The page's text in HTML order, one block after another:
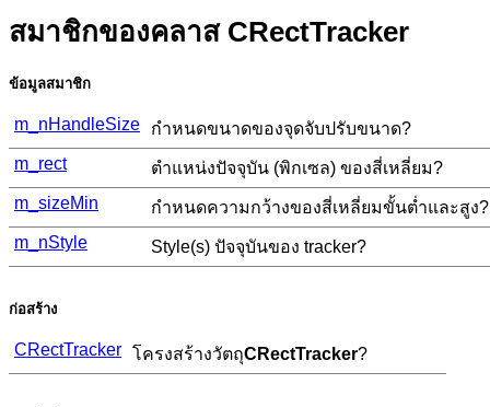
สมาชิกของคลาส CRectTracker
ข้อมูลสมาชิก
m_nHandleSize
กำหนดขนาดของจุดจับปรับขนาด?
m_rect
ตำแหน่งปัจจุบัน (พิกเซล) ของสี่เหลี่ยม?
m_sizeMin
กำหนดความกว้างของสี่เหลี่ยมขั้นต่ำและสูง?
m_nStyle
Style(s) ปัจจุบันของ tracker?
ก่อสร้าง
CRectTracker โครงสร้างวัตถุCRectTracker?